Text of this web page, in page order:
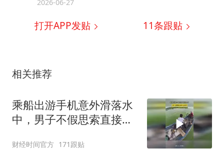
2026-06-27
打开APP发贴 11条跟贴
相关推荐
乘船出游手机意外滑落水
中，男子不假思索直接下
财经时间官方 171跟贴